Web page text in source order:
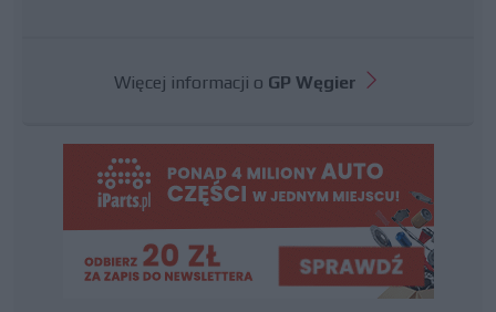
Więcej informacji o GP Węgier